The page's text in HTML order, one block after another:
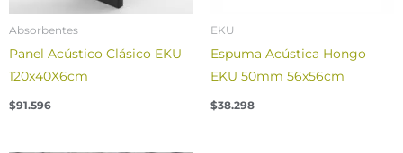
Absorbentes
Panel Acústico Clásico EKU
120x40X6cm
$91.596
EKU
Espuma Acústica Hongo
EKU 50mm 56x56cm
$38.298